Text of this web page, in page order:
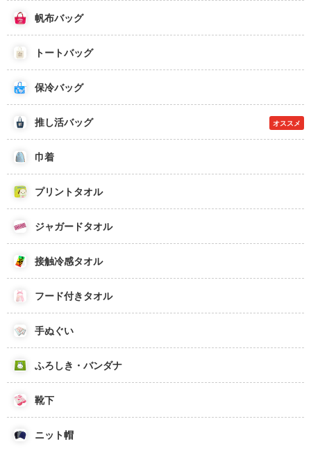
帆布バッグ
トートバッグ
保冷バッグ
推し活バッグ オススメ
巾着
プリントタオル
ジャガードタオル
接触冷感タオル
フード付きタオル
手ぬぐい
ふろしき・バンダナ
靴下
ニット帽